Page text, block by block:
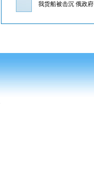
我货船被击沉 俄政